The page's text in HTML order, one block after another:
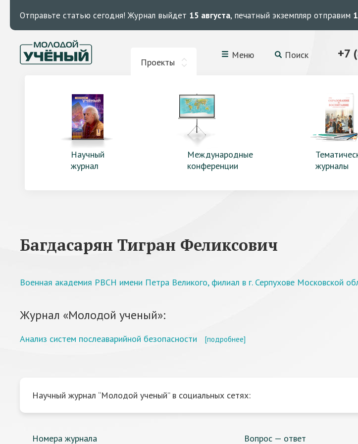
Отправьте статью сегодня! Журнал выйдет 15 августа, печатный экземпляр отправим
Проекты
Меню Поиск +7
Научный
журнал
Международные
конференции
журналы
Багдасарян Тигран Феликсович
Военная академия РВСН имени Петра Великого, филиал в г. Серпухове Московской
Журнал «Молодой ученый»:
Анализ систем послеаварийной безопасности [подробнее]
Научный журнал “Молодой ученый” в социальных сетях:
Номера журнала Вопрос — ответ